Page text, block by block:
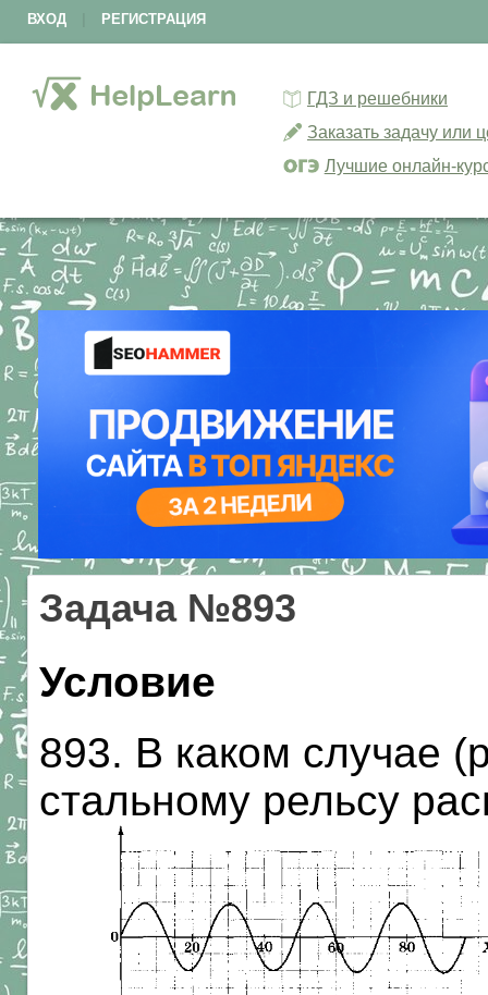
ВХОД РЕГИСТРАЦИЯ
ГДЗ и решебники
Заказать задачу или
Лучшие онлайн-
Задача №893
Условие
893. В каком случае
стальному рельсу